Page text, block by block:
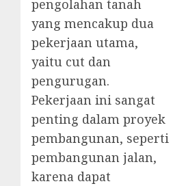
pengolahan tanah
yang mencakup dua
pekerjaan utama,
yaitu cut dan
pengurugan.
Pekerjaan ini sangat
penting dalam proyek
pembangunan, seperti
pembangunan jalan,
karena dapat